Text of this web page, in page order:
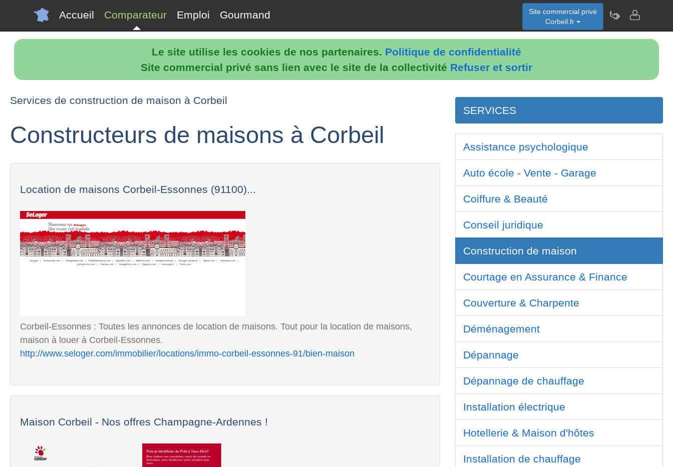
Le site utilise les cookies de nos partenaires. Politique de confidentialité
Site commercial privé sans lien avec le site de la collectivité Refuser et sortir
Accueil Comparateur Emploi Gourmand
Site commercial privé
Corbeil.fr
Services de construction de maison à Corbeil
Constructeurs de maisons à Corbeil
Location de maisons Corbeil-Essonnes (91100)...
Corbeil-Essonnes : Toutes les annonces de location de maisons. Tout pour la location de maisons,
maison à louer à Corbeil-Essonnes.
http://www.seloger.com/immobilier/locations/immo-corbeil-essonnes-91/bien-maison
Maison Corbeil - Nos offres Champagne-Ardennes !
SERVICES
Assistance psychologique
Auto école - Vente - Garage
Coiffure & Beauté
Conseil juridique
Construction de maison
Courtage en Assurance & Finance
Couverture & Charpente
Déménagement
Dépannage
Dépannage de chauffage
Installation électrique
Hotellerie & Maison d'hôtes
Installation de chauffage